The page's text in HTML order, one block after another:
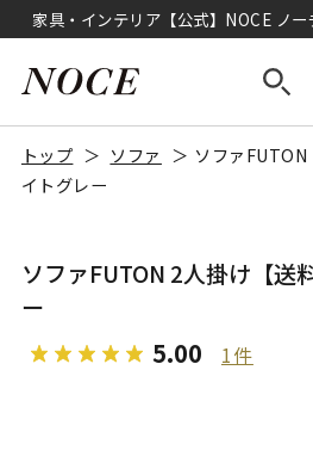
家具・インテリア【公式】NOCE ノ
トップ ソファ
ソファ
イトグレー
ソファFUTON 2人掛け【送
ー
5.00 1件